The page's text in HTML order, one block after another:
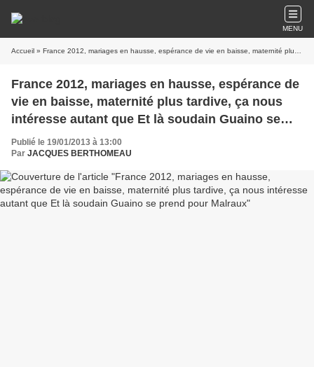
MENU
Accueil » France 2012, mariages en hausse, espérance de vie en baisse, maternité plus tardive, ça nous intéresse autant que Et là soudain Guaino se prend pour Malraux
France 2012, mariages en hausse, espérance de
vie en baisse, maternité plus tardive, ça nous
intéresse autant que Et là soudain Guaino se
prend pour Malraux
Publié le 19/01/2013 à 13:00
Par JACQUES BERTHOMEAU